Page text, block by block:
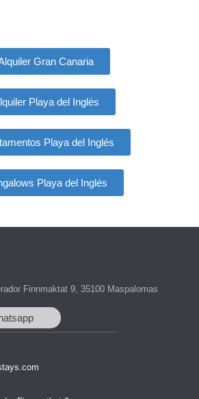
Gran Canaria
Playa del Inglés
Playa del Inglés
Playa del Inglés
Finnmaktat 9, 35100 Maspalomas